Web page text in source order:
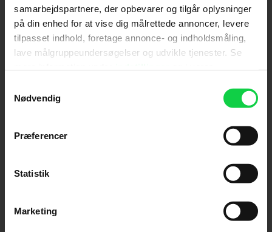
samarbejdspartnere, der opbevarer og tilgår oplysninger
på din enhed for at vise dig målrettede annoncer, levere
tilpasset indhold, foretage annonce- og indholdsmåling,
lave målgruppeundersøgelser og udvikle tjenester. Se
tilbage eller ændre indstillinger fra vores
"Cookiedeklaration", eller ved at trykke på "Privacy
Indsamle præcise oplysninger om din placering,
Identificere din enhed baseret på en scanning af
dens unikke karakteristika (fingerprinting)
Nødvendig
Præferencer
Statistik
Marketing
Ved tilmelding accepterer jeg samtidig
Kino.dks Markedsføringssamtykke